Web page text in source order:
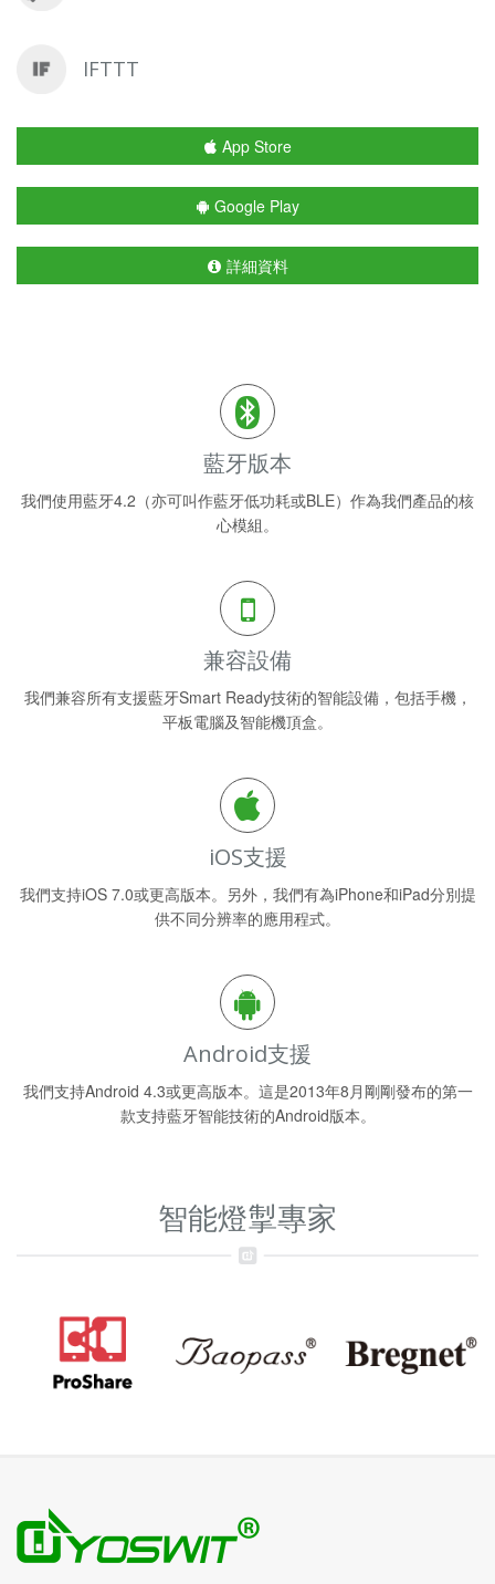
IFTTT
App Store
Google Play
詳細資料
藍牙版本
我們使用藍牙4.2（亦可叫作藍牙低功耗或BLE）作為我們產品的核
心模組。
兼容設備
我們兼容所有支援藍牙Smart Ready技術的智能設備，包括手機，
平板電腦及智能機頂盒。
iOS支援
我們支持iOS 7.0或更高版本。另外，我們有為iPhone和iPad分別提
供不同分辨率的應用程式。
Android支援
我們支持Android 4.3或更高版本。這是2013年8月剛剛發布的第一
款支持藍牙智能技術的Android版本。
智能燈掣專家